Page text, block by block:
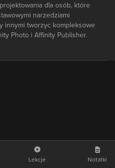
dla osób, które
narzedziami
innymi tworzyc kompleksowe
Photo i Affinity Publisher.
Lekcje Notatki